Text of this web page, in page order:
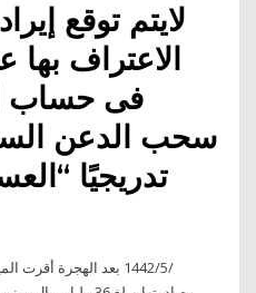
لايتم توقع
الاعتراف
فى حساب
سحب الدعن
تدريجيًا